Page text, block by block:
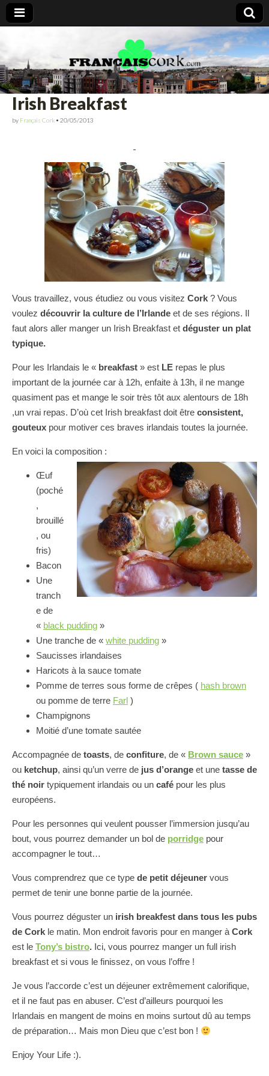
Francais Cork
Irish Breakfast
by Français Cork • 20/05/2013
Vous travaillez, vous étudiez ou vous visitez Cork ? Vous
voulez découvrir la culture de l’Irlande et de ses régions. Il
faut alors aller manger un Irish Breakfast et déguster un plat
typique.
Pour les Irlandais le « breakfast » est LE repas le plus
important de la journée car à 12h, enfaite à 13h, il ne mange
quasiment pas et mange le soir très tôt aux alentours de 18h
,un vrai repas. D’où cet Irish breakfast doit être consistent,
gouteux pour motiver ces braves irlandais toutes la journée.
En voici la composition :
Œuf
(poché
,
brouillé
, ou
fris)
Bacon
Une
tranch
e de
« black pudding »
Une tranche de « white pudding »
Saucisses irlandaises
Haricots à la sauce tomate
Pomme de terres sous forme de crêpes ( hash brown
ou pomme de terre Farl )
Champignons
Moitié d’une tomate sautée
Accompagnée de toasts, de confiture, de « Brown sauce »
ou ketchup, ainsi qu’un verre de jus d’orange et une tasse de
thé noir typiquement irlandais ou un café pour les plus
européens.
Pour les personnes qui veulent pousser l’immersion jusqu’au
bout, vous pourrez demander un bol de porridge pour
accompagner le tout…
Vous comprendrez que ce type de petit déjeuner vous
permet de tenir une bonne partie de la journée.
Vous pourrez déguster un irish breakfest dans tous les pubs
de Cork le matin. Mon endroit favoris pour en manger à Cork
est le Tony’s bistro. Ici, vous pourrez manger un full irish
breakfast et si vous le finissez, on vous l’offre !
Je vous l’accorde c’est un déjeuner extrêmement calorifique,
et il ne faut pas en abuser. C’est d’ailleurs pourquoi les
Irlandais en mangent de moins en moins surtout dû au temps
de préparation… Mais mon Dieu que c’est bon !
Enjoy Your Life :).